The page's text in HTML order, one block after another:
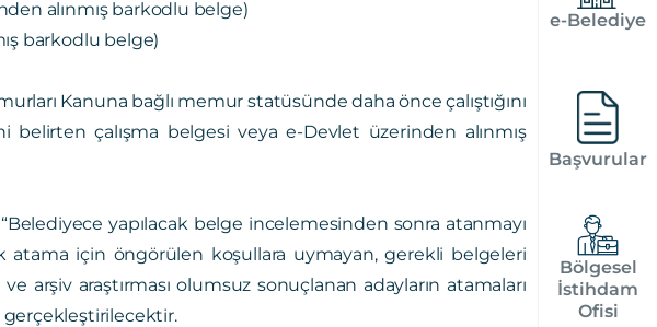
alınmış barkodlu belge)
barkodlu belge)
Kanuna bağlı memur statüsünde daha önce çalıştığını
belirten çalışma belgesi veya e-Devlet üzerinden alınmış
yapılacak belge incelemesinden sonra atanmayı
atama için öngörülen koşullara uymayan, gerekli belgeleri
arşiv araştırması olumsuz sonuçlanan adayların atamaları
gerçekleştirilecektir.
e-Belediye
Başvurular
Bölgesel
İstihdam
Ofisi